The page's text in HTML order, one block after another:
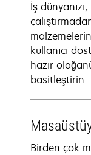
İş
kullanıcı
hazır
basitleştirin.
Birden çok